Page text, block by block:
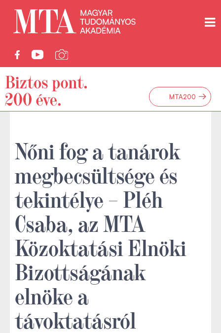
MTA200 →
Nőni fog a tanárok
megbecsültsége és
tekintélye – Pléh
Csaba, az MTA
Közoktatási Elnöki
Bizottságának
elnöke a
távoktatásról